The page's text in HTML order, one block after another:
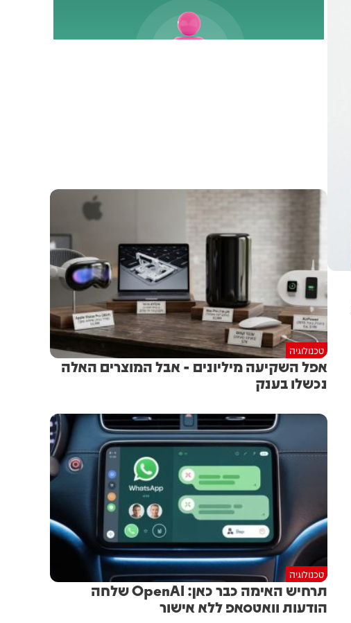
טכנולוגיה
אפל השקיעה מיליונים - אבל המוצרים האלה
נכשלו בענק
טכנולוגיה
תרחיש האימה כבר כאן: OpenAI שלחה
הודעות וואטסאפ ללא אישור